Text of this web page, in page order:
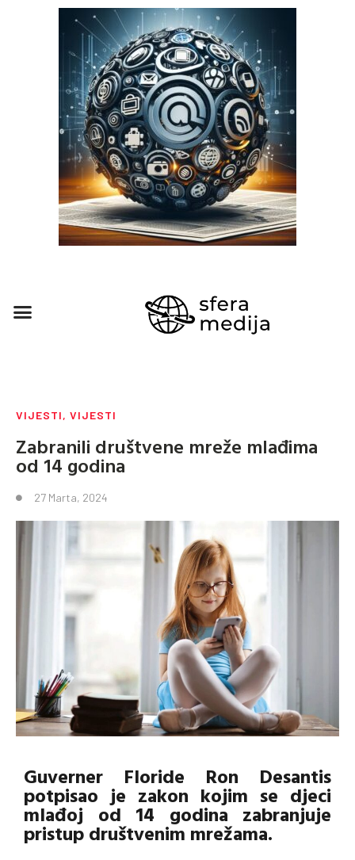
VIJESTI, VIJESTI
Zabranili društvene mreže mlađima
od 14 godina
27 Marta, 2024
Guverner Floride Ron Desantis
potpisao je zakon kojim se djeci
mlađoj od 14 godina zabranjuje
pristup društvenim mrežama.